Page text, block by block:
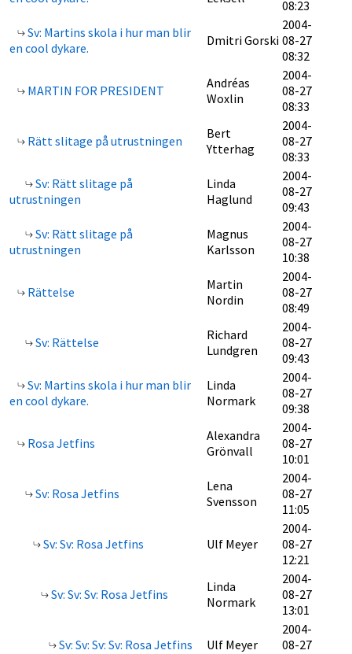
08:23
Sv: Martins skola i hur man blir
en cool dykare.
Dmitri Gorski
2004-
08-27
08:32
MARTIN FOR PRESIDENT
Andréas
Woxlin
2004-
08-27
08:33
Rätt slitage på utrustningen
Bert
Ytterhag
2004-
08-27
08:33
Sv: Rätt slitage på
utrustningen
Linda
Haglund
2004-
08-27
09:43
Sv: Rätt slitage på
utrustningen
Magnus
Karlsson
2004-
08-27
10:38
Rättelse
Martin
Nordin
2004-
08-27
08:49
Sv: Rättelse
Richard
Lundgren
2004-
08-27
09:43
Sv: Martins skola i hur man blir
en cool dykare.
Linda
Normark
2004-
08-27
09:38
Rosa Jetfins
Alexandra
Grönvall
2004-
08-27
10:01
Sv: Rosa Jetfins
Lena
Svensson
2004-
08-27
11:05
Sv: Sv: Rosa Jetfins Ulf Meyer
2004-
08-27
12:21
Sv: Sv: Sv: Rosa Jetfins
Linda
Normark
2004-
08-27
13:01
Sv: Sv: Sv: Sv: Rosa Jetfins Ulf Meyer
2004-
08-27